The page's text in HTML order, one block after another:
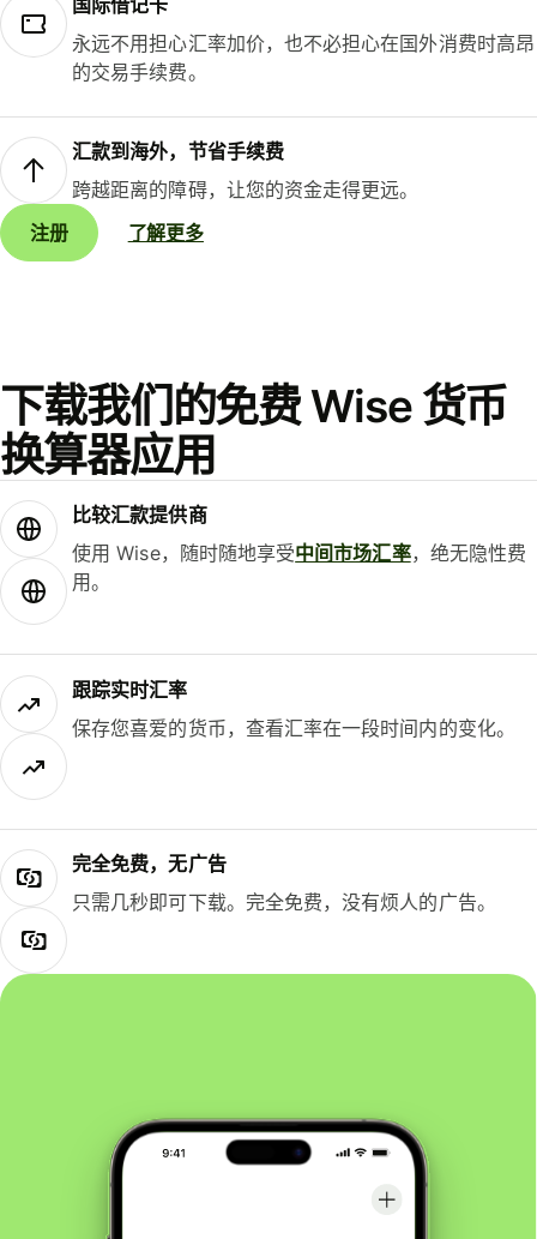
国际借记卡
永远不用担心汇率加价，也不必担心在国外消费时高昂
的交易手续费。
汇款到海外，节省手续费
跨越距离的障碍，让您的资金走得更远。
注册
了解更多
下载我们的免费 Wise 货币
换算器应用
比较汇款提供商
使用 Wise，随时随地享受中间市场汇率，绝无隐性费
用。
跟踪实时汇率
保存您喜爱的货币，查看汇率在一段时间内的变化。
完全免费，无广告
只需几秒即可下载。完全免费，没有烦人的广告。